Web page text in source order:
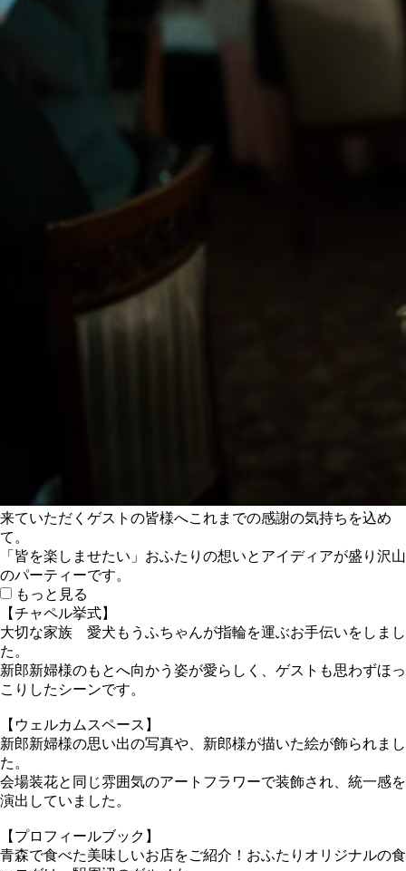
来ていただくゲストの皆様へこれまでの感謝の気持ちを込め
て。
「皆を楽しませたい」おふたりの想いとアイディアが盛り沢山
のパーティーです。
もっと見る
【チャペル挙式】
大切な家族 愛犬もうふちゃんが指輪を運ぶお手伝いをしまし
た。
新郎新婦様のもとへ向かう姿が愛らしく、ゲストも思わずほっ
こりしたシーンです。
【ウェルカムスペース】
新郎新婦様の思い出の写真や、新郎様が描いた絵が飾られまし
た。
会場装花と同じ雰囲気のアートフラワーで装飾され、統一感を
演出していました。
【プロフィールブック】
青森で食べた美味しいお店をご紹介！おふたりオリジナルの食